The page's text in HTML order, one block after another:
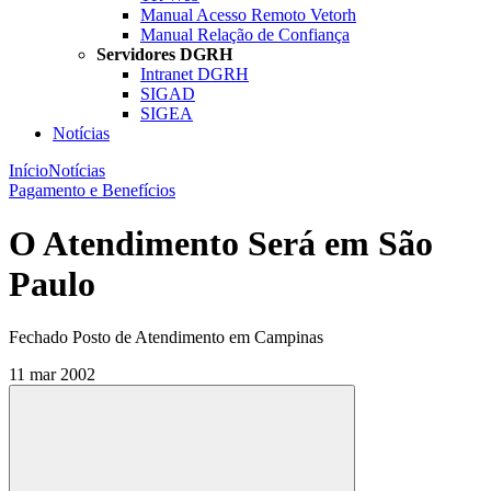
Manual Acesso Remoto Vetorh
Manual Relação de Confiança
Servidores DGRH
Intranet DGRH
SIGAD
SIGEA
Notícias
InícioNotícias
Pagamento e Benefícios
O Atendimento Será em São
Paulo
Fechado Posto de Atendimento em Campinas
11 mar 2002